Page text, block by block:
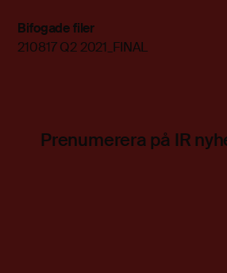
Bifogade filer
210817 Q2 2021_FINAL
Prenumerera på IR